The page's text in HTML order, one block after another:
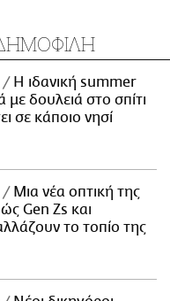
Η ιδανική summer
με δουλειά στο σπίτι
σε κάποιο νησί
Μια νέα οπτική της
Gen Zs και
το τοπίο της